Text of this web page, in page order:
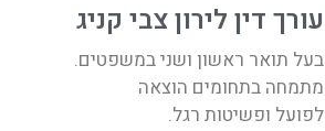
עורך דין לירון צבי קניג
בעל תואר ראשון ושני במשפטים.
מתמחה בתחומים הוצאה
לפועל ופשיטות רגל.